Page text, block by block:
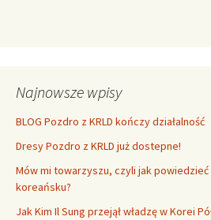
Najnowsze wpisy
BLOG Pozdro z KRLD kończy działalność
Dresy Pozdro z KRLD już dostepne!
Mów mi towarzyszu, czyli jak powiedzieć
koreańsku?
Jak Kim Il Sung przejął władzę w Korei